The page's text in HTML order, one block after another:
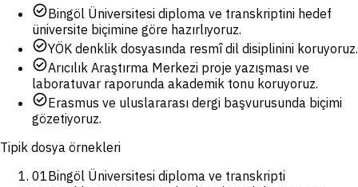
check_circleBingöl Üniversitesi diploma ve transkriptini hedef
üniversite biçimine göre hazırlıyoruz.
check_circleYÖK denklik dosyasında resmî dil disiplinini koruyoruz.
check_circleArıcılık Araştırma Merkezi proje yazışması ve
laboratuvar raporunda akademik tonu koruyoruz.
check_circleErasmus ve uluslararası dergi başvurusunda biçimi
gözetiyoruz.
Tipik dosya örnekleri
01Bingöl Üniversitesi diploma ve transkripti